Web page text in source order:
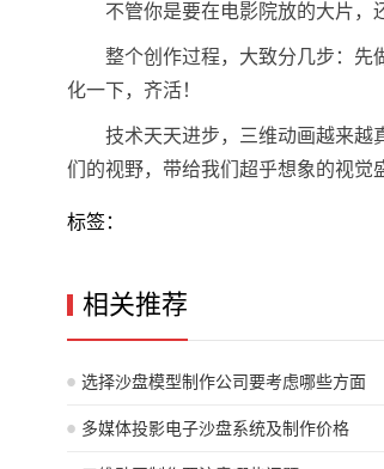
不管你是要在电影院放的大片，
整个创作过程，大致分几步：先
化一下，齐活！
技术天天进步，三维动画越来越
们的视野，带给我们超乎想象的视觉
标签：
相关推荐
选择沙盘模型制作公司要考虑哪些方面
多媒体投影电子沙盘系统及制作价格